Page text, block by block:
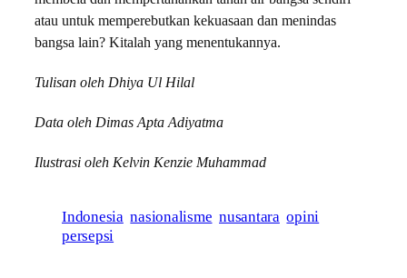
atau untuk memperebutkan kekuasaan dan menindas
bangsa lain? Kitalah yang menentukannya.
Tulisan oleh Dhiya Ul Hilal
Data oleh Dimas Apta Adiyatma
Ilustrasi oleh Kelvin Kenzie Muhammad
Indonesia nasionalisme nusantara opini
persepsi